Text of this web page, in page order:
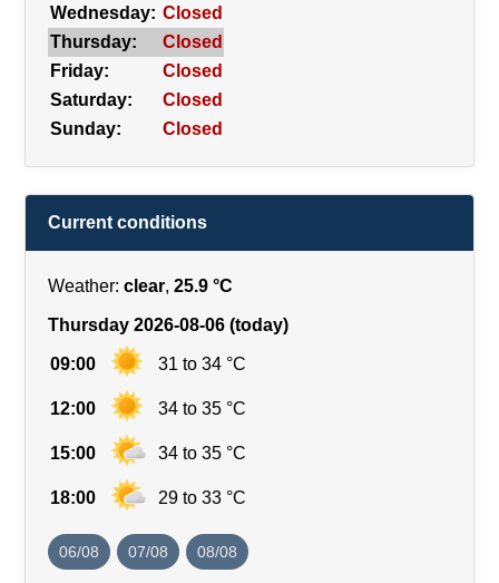
Wednesday: Closed
Thursday:
Closed
Friday:
Closed
Saturday:
Closed
Sunday:
Closed
Current conditions
Weather: clear, 25.9 °C
Thursday 2026-08-06 (today)
09:00 31 to 34 °C
12:00 34 to 35 °C
15:00 34 to 35 °C
18:00 29 to 33 °C
06/08 07/08 08/08